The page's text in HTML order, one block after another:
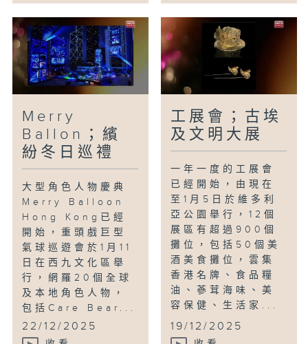
Merry
Ballon；繽
紛冬日巡禮
大型角色人物慶典
Merry Balloon
Hong Kong已經
開始，重頭戲巨型
氣球巡遊會於1月11
日在西九文化區舉
行，網羅20個全球
及本地角色人物，
包括Care Bear...
22/12/2025
工展會；古埃
及文明大展
一年一度的工展會
已經開始，由現在
至1月5日於維多利
亞公園舉行，12個
展區有超過900個
攤位，包括50個美
酒美食攤位，雲集
香港名牌、食品糧
油、蔘茸海味、美
容保健、生活家...
19/12/2025